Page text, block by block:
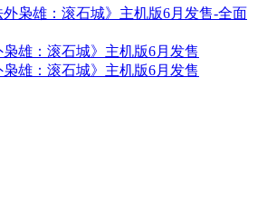
雄：滚石城》主机版6月发售
雄：滚石城》主机版6月发售